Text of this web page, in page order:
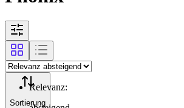
Sortierung
Relevanz: